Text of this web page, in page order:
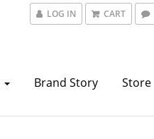
LOG IN CART
Brand Story Store